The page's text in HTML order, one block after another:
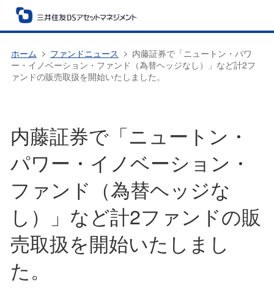
ホーム ファンドニュース
内藤証券で「ニュートン・パワ
ー・イノベーション・ファンド（為替ヘッジなし）」など計2フ
ァンドの販売取扱を開始いたしました。
内藤証券で「ニュートン・
パワー・イノベーション・
ファンド（為替ヘッジな
し）」など計2ファンドの販
売取扱を開始いたしまし
た。